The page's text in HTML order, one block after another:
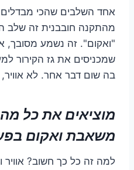
אחד השלבים שהכי
מהתקנה חובבנית זה שלב
"ואקום". זה נשמע מסובך,
שמכניסים את גז הקירור
בה שום דבר אחר. לא
מוציאים את כל
משאבת ואקום
למה זה כל כך חשוב? אוויר